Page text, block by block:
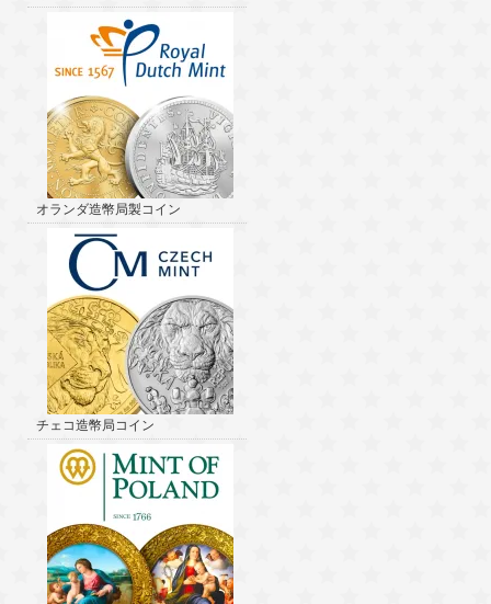
オランダ造幣局製コイン
チェコ造幣局コイン